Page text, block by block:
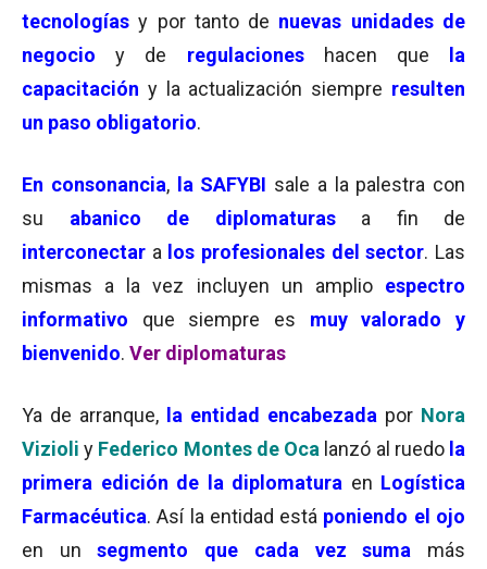
tecnologías y por tanto de nuevas unidades de
negocio y de regulaciones hacen que
la
capacitación y la actualización siempre resulten
un paso obligatorio.
En consonancia, la SAFYBI sale a la palestra con
su abanico de diplomaturasa fin de
interconectar a los profesionales del sector. Las
mismas a la vez incluyen un amplio espectro
informativo que siempre es muy valorado y
bienvenido. Ver diplomaturas
Ya de arranque, la entidad encabezada por Nora
Vizioli y Federico Montes de Oca lanzó al ruedo la
primera edición de la diplomatura en Logística
Farmacéutica. Así la entidad está poniendo el ojo
en un segmento que cada vez suma más